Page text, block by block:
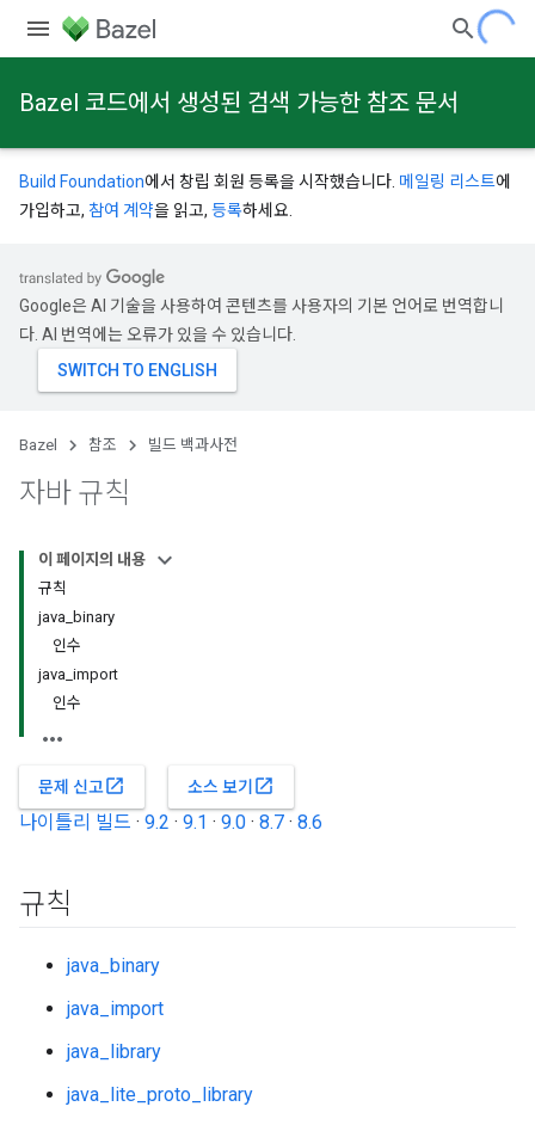
Bazel 코드에서 생성된 검색 가능한 참조 문서
Build Foundation에서 창립 회원 등록을 시작했습니다. 메일링 리스트에
가입하고, 참여 계약을 읽고, 등록하세요.
Google은 AI 기술을 사용하여 콘텐츠를 사용자의 기본 언어로 번역합니
다. AI 번역에는 오류가 있을 수 있습니다.
Bazel 참조 빌드 백과사전
자바 규칙
이 페이지의 내용
규칙
java_binary
인수
java_import
인수
문제 신고open_in_new 소스 보기 open_in_new
나이틀리 빌드 · 9.2 · 9.1 · 9.0 · 8.7 · 8.6
규칙
java_binary
java_import
java_library
java_lite_proto_library